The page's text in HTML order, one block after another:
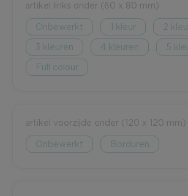
artikel links onder (60 x 80 mm)
Onbewerkt 1 2
3 4 5
Full colour
artikel voorzijde onder (120 x 120 mm)
Onbewerkt Borduren